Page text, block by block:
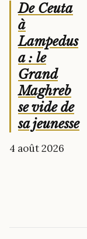
De Ceuta
à
Lampedus
a : le
Grand
Maghreb
se vide de
sa jeunesse
4 août 2026